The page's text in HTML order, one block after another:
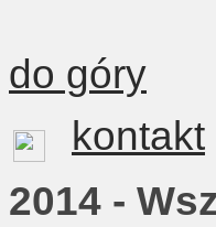
do góry
kontakt
2014 -